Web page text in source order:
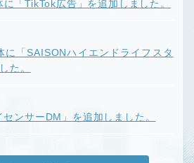
「TikTok広告」を追加しました。
に「SAISONハイエンドライフスタ
た。
ンサーDM」を追加しました。